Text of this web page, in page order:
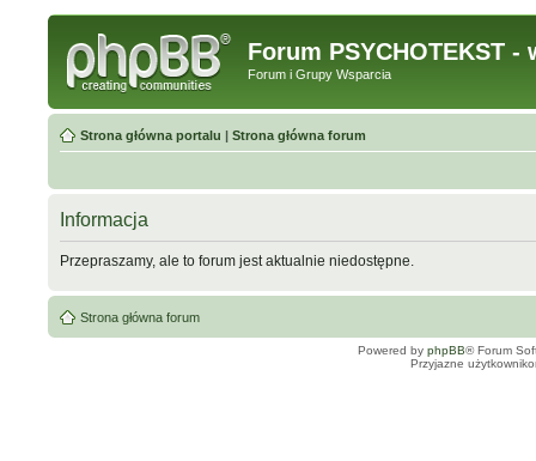
Forum PSYCHOTEKST
Forum i Grupy Wsparcia
Strona główna portalu | Strona główna forum
Informacja
Przepraszamy, ale to forum jest aktualnie niedostępne.
Strona główna forum
Powered by phpBB® Forum
Przyjazne